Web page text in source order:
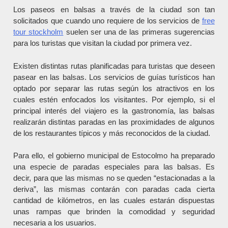
Los paseos en balsas a través de la ciudad son tan
solicitados que cuando uno requiere de los servicios de free
tour stockholm suelen ser una de las primeras sugerencias
para los turistas que visitan la ciudad por primera vez.
Existen distintas rutas planificadas para turistas que deseen
pasear en las balsas. Los servicios de guías turísticos han
optado por separar las rutas según los atractivos en los
cuales estén enfocados los visitantes. Por ejemplo, si el
principal interés del viajero es la gastronomía, las balsas
realizarán distintas paradas en las proximidades de algunos
de los restaurantes típicos y más reconocidos de la ciudad.
Para ello, el gobierno municipal de Estocolmo ha preparado
una especie de paradas especiales para las balsas. Es
decir, para que las mismas no se queden “estacionadas a la
deriva”, las mismas contarán con paradas cada cierta
cantidad de kilómetros, en las cuales estarán dispuestas
unas rampas que brinden la comodidad y seguridad
necesaria a los usuarios.